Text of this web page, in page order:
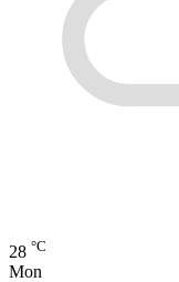
28 °C
Mon